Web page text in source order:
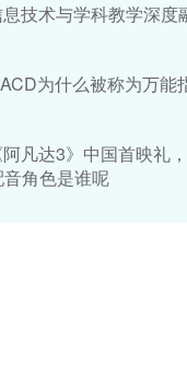
技术与学科教学深度
为什么被称为万能
凡达3》中国首映礼
角色是谁呢